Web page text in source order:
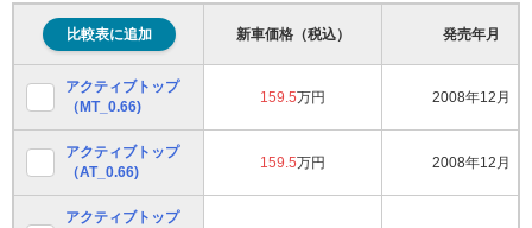
比較表に追加 新車価格（税込） 発売年月
アクティブトップ
（MT_0.66)
159.5万円 2008年12月
アクティブトップ
（AT_0.66)
159.5万円 2008年12月
アクティブトップ